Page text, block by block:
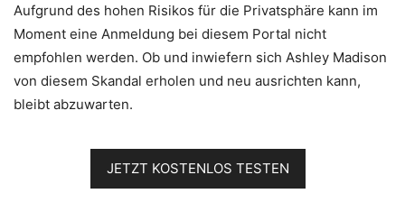
Aufgrund des hohen Risikos für die Privatsphäre kann im
Moment eine Anmeldung bei diesem Portal nicht
empfohlen werden. Ob und inwiefern sich Ashley Madison
von diesem Skandal erholen und neu ausrichten kann,
bleibt abzuwarten.
JETZT KOSTENLOS TESTEN